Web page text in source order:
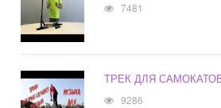
7481
ТРЕК ДЛЯ
9286